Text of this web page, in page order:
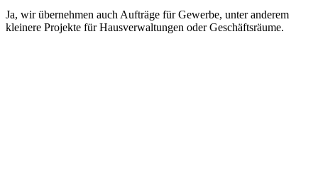
Ja, wir übernehmen auch Aufträge für Gewerbe, unter anderem
kleinere Projekte für Hausverwaltungen oder Geschäftsräume.